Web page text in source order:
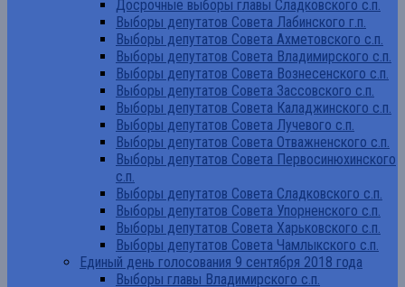
Досрочные выборы главы Сладковского с.п.
Выборы депутатов Совета Лабинского г.п.
Выборы депутатов Совета Ахметовского с.п.
Выборы депутатов Совета Владимирского с.п.
Выборы депутатов Совета Вознесенского с.п.
Выборы депутатов Совета Зассовского с.п.
Выборы депутатов Совета Каладжинского с.п.
Выборы депутатов Совета Лучевого с.п.
Выборы депутатов Совета Отважненского с.п.
Выборы депутатов Совета Первосинюхинского
с.п.
Выборы депутатов Совета Сладковского с.п.
Выборы депутатов Совета Упорненского с.п.
Выборы депутатов Совета Харьковского с.п.
Выборы депутатов Совета Чамлыкского с.п.
Единый день голосования 9 сентября 2018 года
Выборы главы Владимирского с.п.